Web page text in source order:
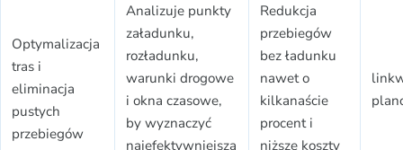
Optymalizacja
tras i
eliminacja
pustych
przebiegów
Analizuje punkty
załadunku,
rozładunku,
warunki drogowe
i okna czasowe,
by wyznaczyć
najefektywniejszą
Redukcja
przebiegów
bez ładunku
nawet o
kilkanaście
procent i
niższe koszty